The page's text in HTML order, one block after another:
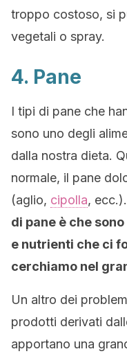
troppo costoso, si
vegetali o spray.
4. Pane
I tipi di pane che
sono uno degli
dalla nostra dieta.
normale, il pane
(aglio, cipolla, ecc.).
di pane è che
e nutrienti che ci
cerchiamo nel
Un altro dei
prodotti derivati
apportano una